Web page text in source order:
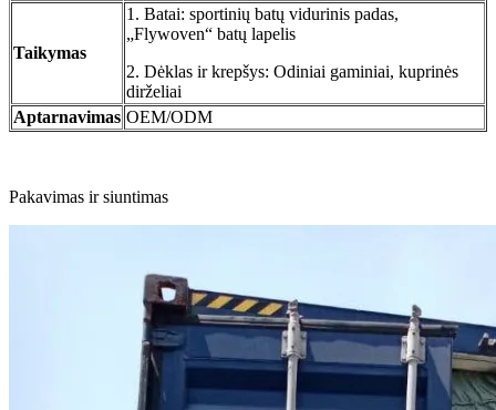
Taikymas
1. Batai: sportinių batų vidurinis padas,
„Flywoven“ batų lapelis
2. Dėklas ir krepšys: Odiniai gaminiai, kuprinės
dirželiai
Aptarnavimas OEM/ODM
Pakavimas ir siuntimas